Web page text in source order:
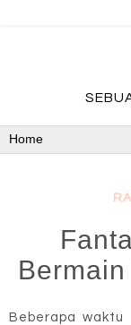
Beberapa